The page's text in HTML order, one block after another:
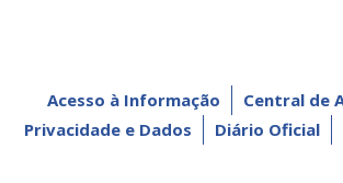
Acesso à Informação
Central de
Privacidade e Dados
Diário Oficial